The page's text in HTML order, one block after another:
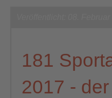
181
2017 -